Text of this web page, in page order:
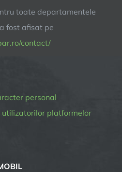
toate departamentele
fost afisat pe
contact/
personal
platformelor